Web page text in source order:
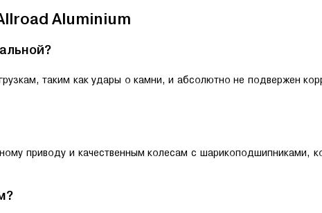
Aluminium
таким как удары о камни, и абсолютно не подвержен
приводу и качественным колесам с шарикоподшипниками,